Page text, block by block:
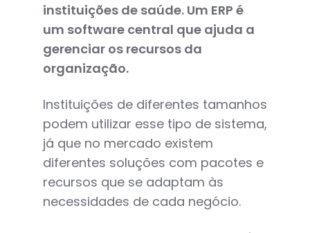
instituições de saúde. Um ERP é
um software central que ajuda a
gerenciar os recursos da
organização.
Instituições de diferentes tamanhos
podem utilizar esse tipo de sistema,
já que no mercado existem
diferentes soluções com pacotes e
recursos que se adaptam às
necessidades de cada negócio.